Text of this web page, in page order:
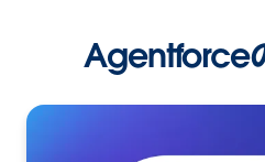
Agentforce